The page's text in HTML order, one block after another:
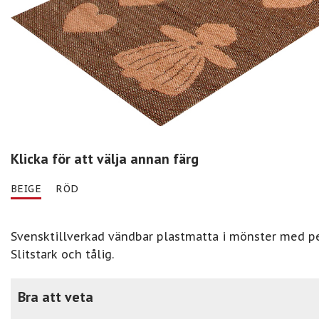
Klicka för att välja annan färg
BEIGE RÖD
Svensktillverkad vändbar plastmatta i mönster med
Slitstark och tålig.
Bra att veta